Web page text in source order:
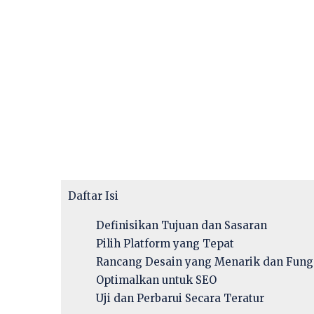
Daftar Isi
Definisikan Tujuan dan Sasaran
Pilih Platform yang Tepat
Rancang Desain yang Menarik dan
Optimalkan untuk SEO
Uji dan Perbarui Secara Teratur